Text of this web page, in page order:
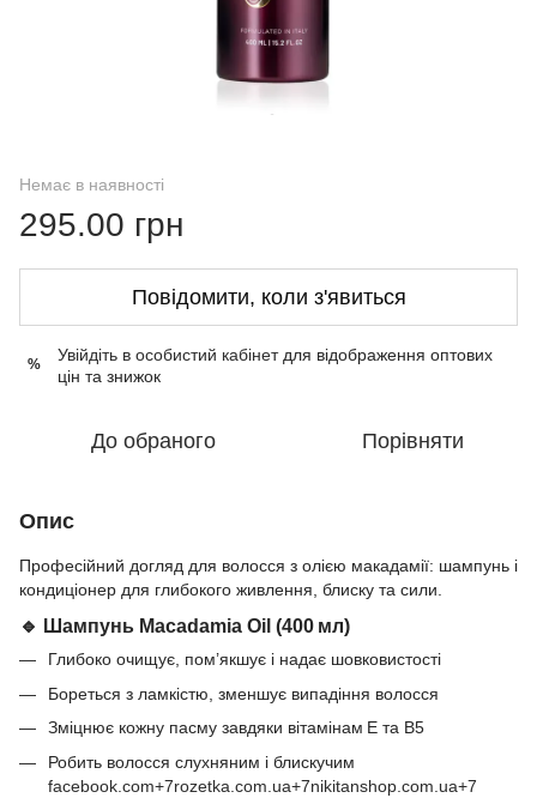
Немає в наявності
295.00 грн
Повідомити, коли з'явиться
%
Увійдіть в особистий кабінетдля відображення оптових
цін та знижок
До обраного Порівняти
Опис
Професійний догляд для волосся з олією макадамії: шампунь і
кондиціонер для глибокого живлення, блиску та сили.
🔹 Шампунь Macadamia Oil (400 мл)
Глибоко очищує, пом’якшує і надає шовковистості
Бореться з ламкістю, зменшує випадіння волосся
Зміцнює кожну пасму завдяки вітамінам E та B5
Робить волосся слухняним і блискучим
facebook.com+7rozetka.com.ua+7nikitanshop.com.ua+7